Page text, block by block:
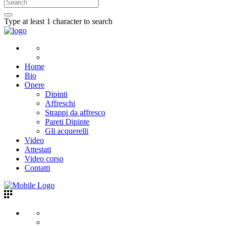
Type at least 1 character to search
Home
Bio
Opere
Dipinti
Affreschi
Strappi da affresco
Pareti Dipinte
Gli acquerelli
Video
Attestati
Video corso
Contatti